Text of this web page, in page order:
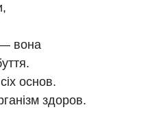
— вона
основ.
здоров.